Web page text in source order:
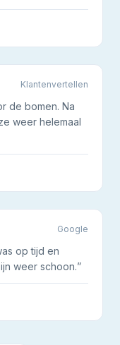
Klantenvertellen
de bomen. Na
weer helemaal
Google
op tijd en
weer schoon.”